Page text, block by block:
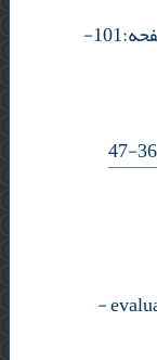
- صفحه:101-
-